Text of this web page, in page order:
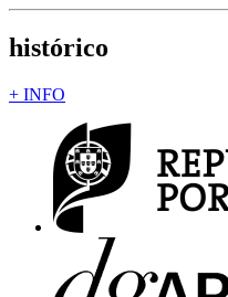
histórico
+ INFO